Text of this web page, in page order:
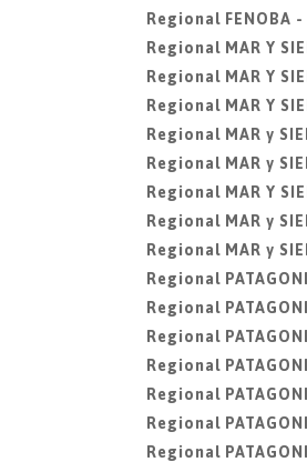
Regional FENOBA
Regional MAR Y
Regional MAR Y
Regional MAR Y
Regional MAR y
Regional MAR y
Regional MAR Y
Regional MAR y
Regional MAR y
Regional
Regional
Regional
Regional
Regional
Regional
Regional